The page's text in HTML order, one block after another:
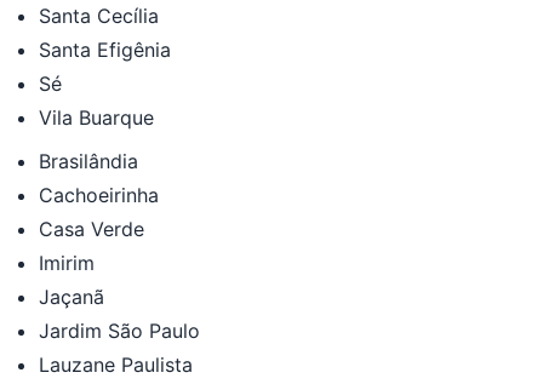
Santa Cecília
Santa Efigênia
Sé
Vila Buarque
Brasilândia
Cachoeirinha
Casa Verde
Imirim
Jaçanã
Jardim São Paulo
Lauzane Paulista